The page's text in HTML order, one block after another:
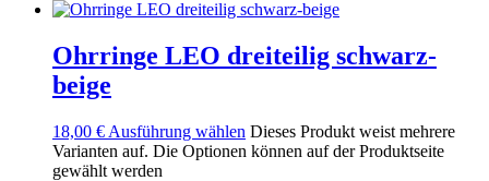
Ohrringe LEO dreiteilig schwarz-
beige
18,00 € Ausführung wählen Dieses Produkt weist mehrere
Varianten auf. Die Optionen können auf der Produktseite
gewählt werden